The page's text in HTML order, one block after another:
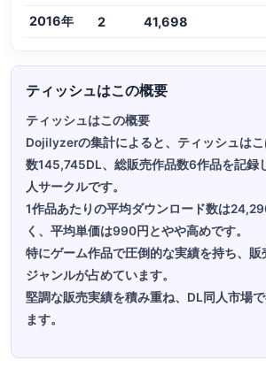
2016年 2 41,698
ティッシュはこの概要
ティッシュはこの概要
Dojilyzerの集計によると、ティッシュは
数145,745DL、総販売作品数6作品を記録
人サークルです。
1作品あたりの平均ダウンロード数は
く、平均単価は990円とやや高めです。
特にゲーム作品で圧倒的な実績を持ち、販
ジャンルが占めています。
堅調な販売実績を積み重ね、DL同人市場
ます。